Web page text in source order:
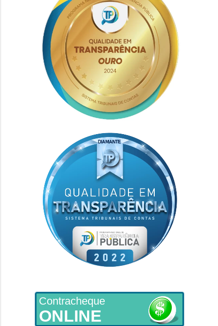
Contracheque
ONLINE